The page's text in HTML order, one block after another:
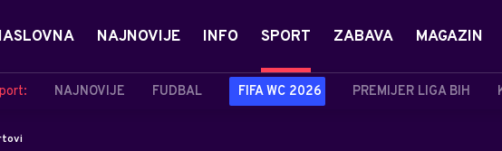
NAJNOVIJE INFO SPORT
NAJNOVIJE FUDBAL FIFA WC 2026 PREMIJER LIGA BIH
ZABAVA MAGAZIN